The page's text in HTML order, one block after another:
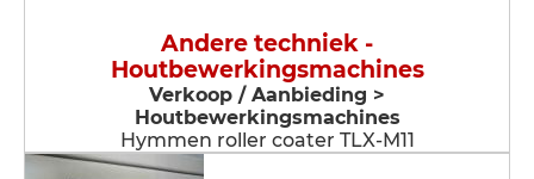
Andere techniek -
Houtbewerkingsmachines
Verkoop / Aanbieding >
Houtbewerkingsmachines
Hymmen roller coater TLX-M11